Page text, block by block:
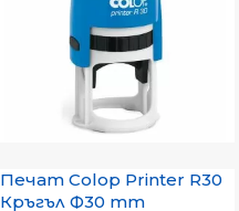
Печат Colop Printer R30
Кръгъл Ф30 mm